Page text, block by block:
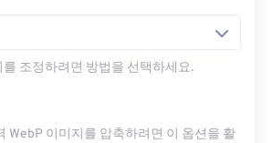
조정하려면 방법을 선택하세요.
WebP 이미지를 압축하려면 이 옵션을 활